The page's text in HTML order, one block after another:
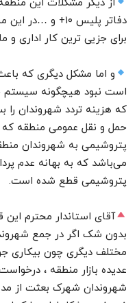
از دیگر مشکلات این
دفاتر پلیس ۱۰+
برای جزیی ترین کار اداری و
و اما مشکل دیگری که
است نبود هیچگونه سیستم
که هزینه تردد شهروندان را
حمل و نقل عمومی منطقه
پتروشیمی به شهروندان
می‌باشد که به بهانه عدم
پتروشیمی قطع شده است.
آقای استاندار محترم
بدون شک اگر در جمع
مختلف دیگری چون بیکاری
عدیده بازار منطقه ،
شهروندان شهرک بعثت از